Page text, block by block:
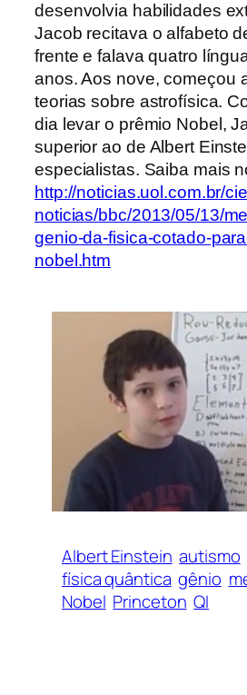
desenvolvia habilidades
Jacob recitava o alfabeto
frente e falava quatro
anos. Aos nove, começou
teorias sobre astrofísica.
dia levar o prêmio Nobel,
superior ao de Albert
especialistas. Saiba mais
http://noticias.uol.com.br/
noticias/bbc/2013/05/13/
genio-da-fisica-cotado-
nobel.htm
Albert Einstein autismo
física quântica gênio
Nobel Princeton QI